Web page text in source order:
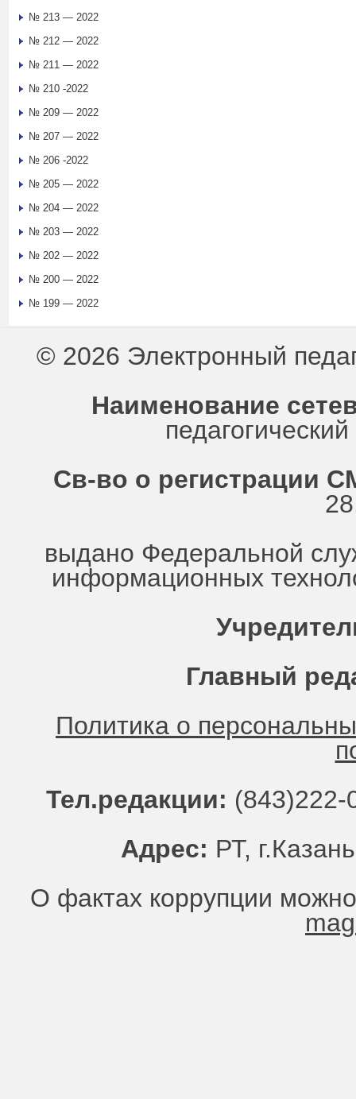
№ 213 — 2022
№ 212 — 2022
№ 211 — 2022
№ 210 -2022
№ 209 — 2022
№ 207 — 2022
№ 206 -2022
№ 205 — 2022
№ 204 — 2022
№ 203 — 2022
№ 202 — 2022
№ 200 — 2022
№ 199 — 2022
© 2026 Электронный
Наименование
Св-во о регистрации
выдано Федеральной
информационных
Главный
Политика о
Тел.редакции:
Адрес: РТ,
О фактах коррупции